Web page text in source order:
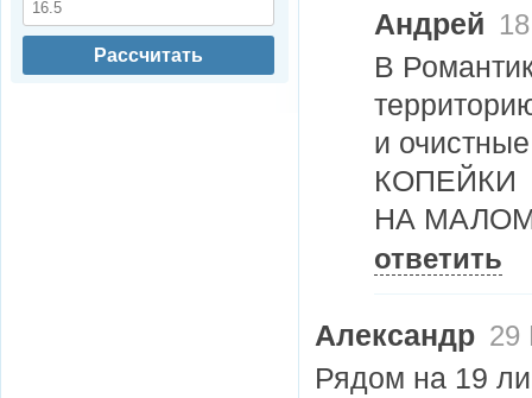
Андрей
В
и
КОПЕЙКИ
НА МАЛОМ
ответить
Александр 29
Рядом на 19
Рассчитать